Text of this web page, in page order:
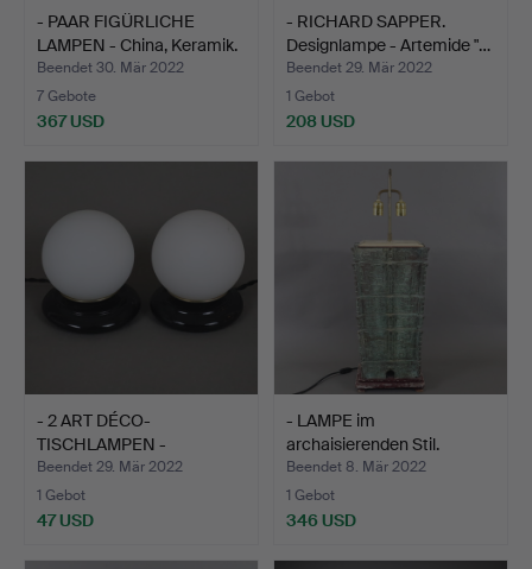
- PAAR FIGÜRLICHE
LAMPEN - China, Keramik.
Beendet 30. Mär 2022
7 Gebote
367 USD
- RICHARD SAPPER.
Designlampe - Artemide "…
Beendet 29. Mär 2022
1 Gebot
208 USD
- 2 ART DÉCO-
TISCHLAMPEN -
Opalglas/Holzst…
Beendet 29. Mär 2022
1 Gebot
47 USD
- LAMPE im
archaisierenden Stil.
Beendet 8. Mär 2022
1 Gebot
346 USD